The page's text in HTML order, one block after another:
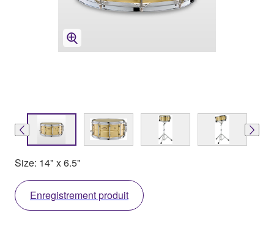
Size: 14" x 6.5"
Enregistrement produit